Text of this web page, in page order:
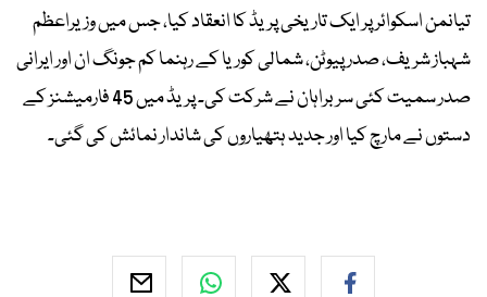
تیانمن اسکوائر پر ایک تاریخی پریڈ کا انعقاد کیا، جس میں وزیراعظم
شہباز شریف، صدر پیوٹن، شمالی کوریا کے رہنما کم جونگ ان اور ایرانی
صدر سمیت کئی سربراہان نے شرکت کی۔ پریڈ میں 45 فارمیشنز کے
دستوں نے مارچ کیا اور جدید ہتھیاروں کی شاندار نمائش کی گئی۔